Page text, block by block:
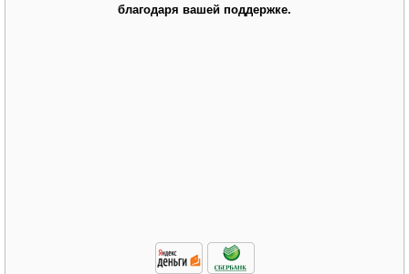
благодаря вашей поддержке.